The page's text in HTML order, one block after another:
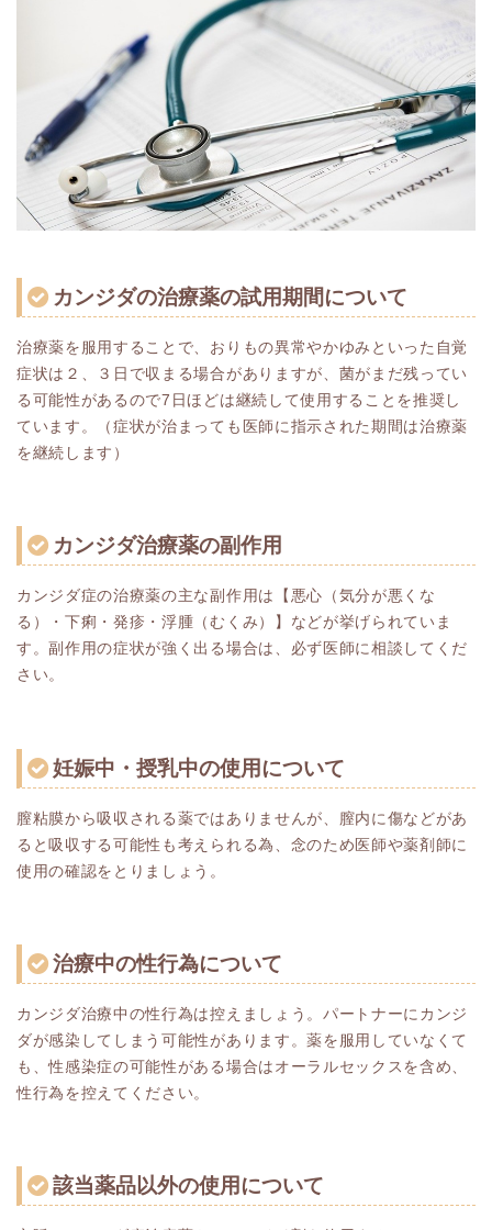
カンジダの治療薬の試用期間について
治療薬を服用することで、おりもの異常やかゆみといった自覚
症状は２、３日で収まる場合がありますが、菌がまだ残ってい
る可能性があるので7日ほどは継続して使用することを推奨し
ています。（症状が治まっても医師に指示された期間は治療薬
を継続します）
カンジダ治療薬の副作用
カンジダ症の治療薬の主な副作用は【悪心（気分が悪くな
る）・下痢・発疹・浮腫（むくみ）】などが挙げられていま
す。副作用の症状が強く出る場合は、必ず医師に相談してくだ
さい。
妊娠中・授乳中の使用について
膣粘膜から吸収される薬ではありませんが、膣内に傷などがあ
ると吸収する可能性も考えられる為、念のため医師や薬剤師に
使用の確認をとりましょう。
治療中の性行為について
カンジダ治療中の性行為は控えましょう。パートナーにカンジ
ダが感染してしまう可能性があります。薬を服用していなくて
も、性感染症の可能性がある場合はオーラルセックスを含め、
性行為を控えてください。
該当薬品以外の使用について